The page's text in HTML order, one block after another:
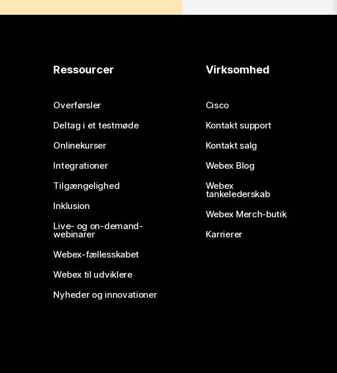
Ressourcer
Overførsler
Deltag i et testmøde
Onlinekurser
Integrationer
Tilgængelighed
Inklusion
Live- og on-demand-
webinarer
Webex-fællesskabet
Webex til udviklere
Nyheder og innovationer
Virksomhed
Cisco
Kontakt support
Kontakt salg
Webex Blog
Webex
tankelederskab
Webex Merch-butik
Karrierer